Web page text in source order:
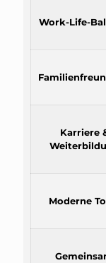
Work-Life-
Karriere
Moderne